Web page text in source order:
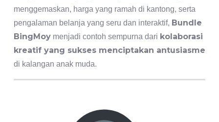
menggemaskan, harga yang ramah di kantong, serta
pengalaman belanja yang seru dan interaktif, Bundle
BingMoy menjadi contoh sempurna dari kolaborasi
kreatif yang sukses menciptakan antusiasme
di kalangan anak muda.